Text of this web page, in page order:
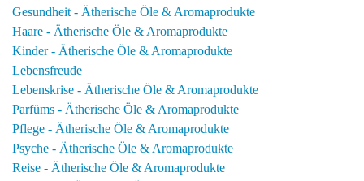
Gesundheit - Ätherische Öle & Aromaprodukte
Haare - Ätherische Öle & Aromaprodukte
Kinder - Ätherische Öle & Aromaprodukte
Lebensfreude
Lebenskrise - Ätherische Öle & Aromaprodukte
Parfüms - Ätherische Öle & Aromaprodukte
Pflege - Ätherische Öle & Aromaprodukte
Psyche - Ätherische Öle & Aromaprodukte
Reise - Ätherische Öle & Aromaprodukte